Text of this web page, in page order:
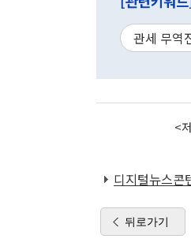
관세 무역
<
디지털뉴스콘
뒤로가기